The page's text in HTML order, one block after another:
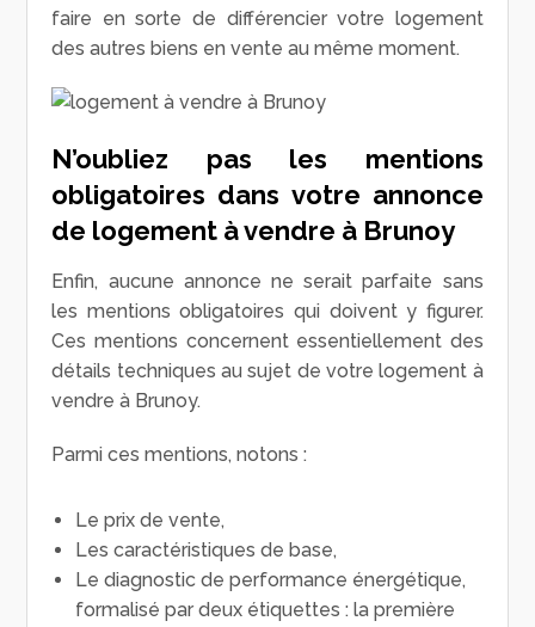
faire en sorte de différencier votre logement
des autres biens en vente au même moment.
N’oubliez pas les mentions
obligatoires dans votre annonce
de logement à vendre à Brunoy
Enfin, aucune annonce ne serait parfaite sans
les mentions obligatoires qui doivent y figurer.
Ces mentions concernent essentiellement des
détails techniques au sujet de votre logement à
vendre à Brunoy.
Parmi ces mentions, notons :
Le prix de vente,
Les caractéristiques de base,
Le diagnostic de performance énergétique,
formalisé par deux étiquettes : la première